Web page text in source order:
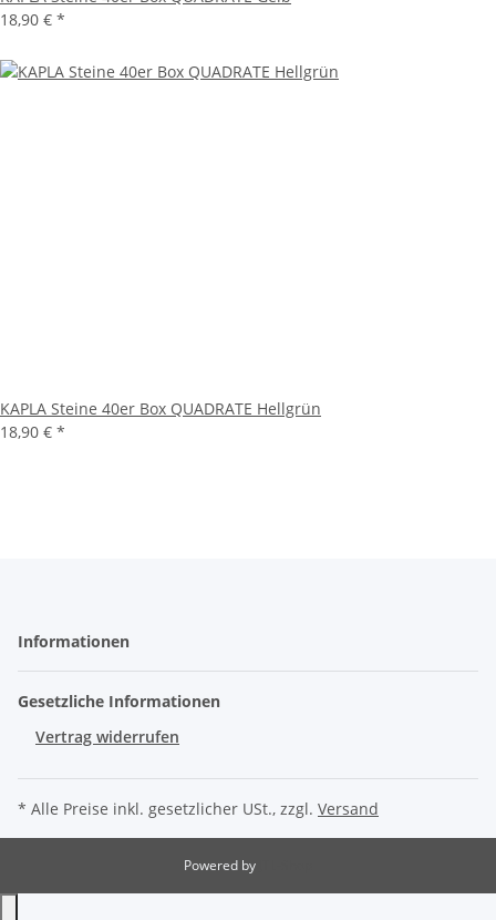
18,90 € *
KAPLA Steine 40er Box QUADRATE Hellgrün
18,90 € *
Informationen
Gesetzliche Informationen
Vertrag widerrufen
* Alle Preise inkl. gesetzlicher USt., zzgl. Versand
Powered by